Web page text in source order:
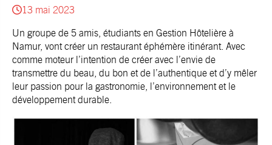
13 mai 2023
Un groupe de 5 amis, étudiants en Gestion Hôtelière à
Namur, vont créer un restaurant éphémère itinérant. Avec
comme moteur l’intention de créer avec l’envie de
transmettre du beau, du bon et de l’authentique et d’y mêler
leur passion pour la gastronomie, l’environnement et le
développement durable.